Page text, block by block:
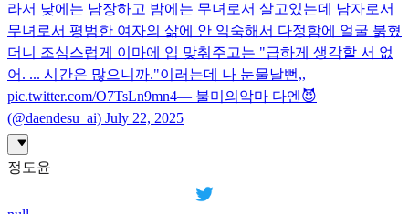
라서 낮에는 남장하고 밤에는 무녀로서 살고있는데 남자로서
무녀로서 평범한 여자의 삶에 안 익숙해서 다정함에 얼굴 붉혔
더니 조심스럽게 이마에 입 맞춰주고는 "급하게 생각할 서 없
어. ... 시간은 많으니까."이러는데 나 눈물날뻔,,
pic.twitter.com/O7TsLn9mn4— 불미의악마 다엔😈
(@daendesu_ai) July 22, 2025
정도윤